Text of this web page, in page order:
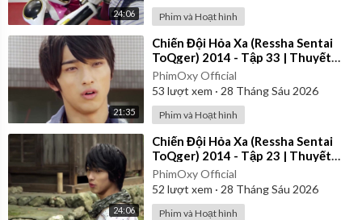
24:06 Phim và Hoạt hình
21:35
⁣Chiến Đội Hỏa Xa (Ressha Sentai
ToQger) 2014 - Tập 33 | Thuyết
Minh
PhimOxy Official
53 lượt xem · 28 Tháng Sáu 2026
Phim và Hoạt hình
24:06
⁣Chiến Đội Hỏa Xa (Ressha Sentai
ToQger) 2014 - Tập 23 | Thuyết
Minh
PhimOxy Official
52 lượt xem · 28 Tháng Sáu 2026
Phim và Hoạt hình